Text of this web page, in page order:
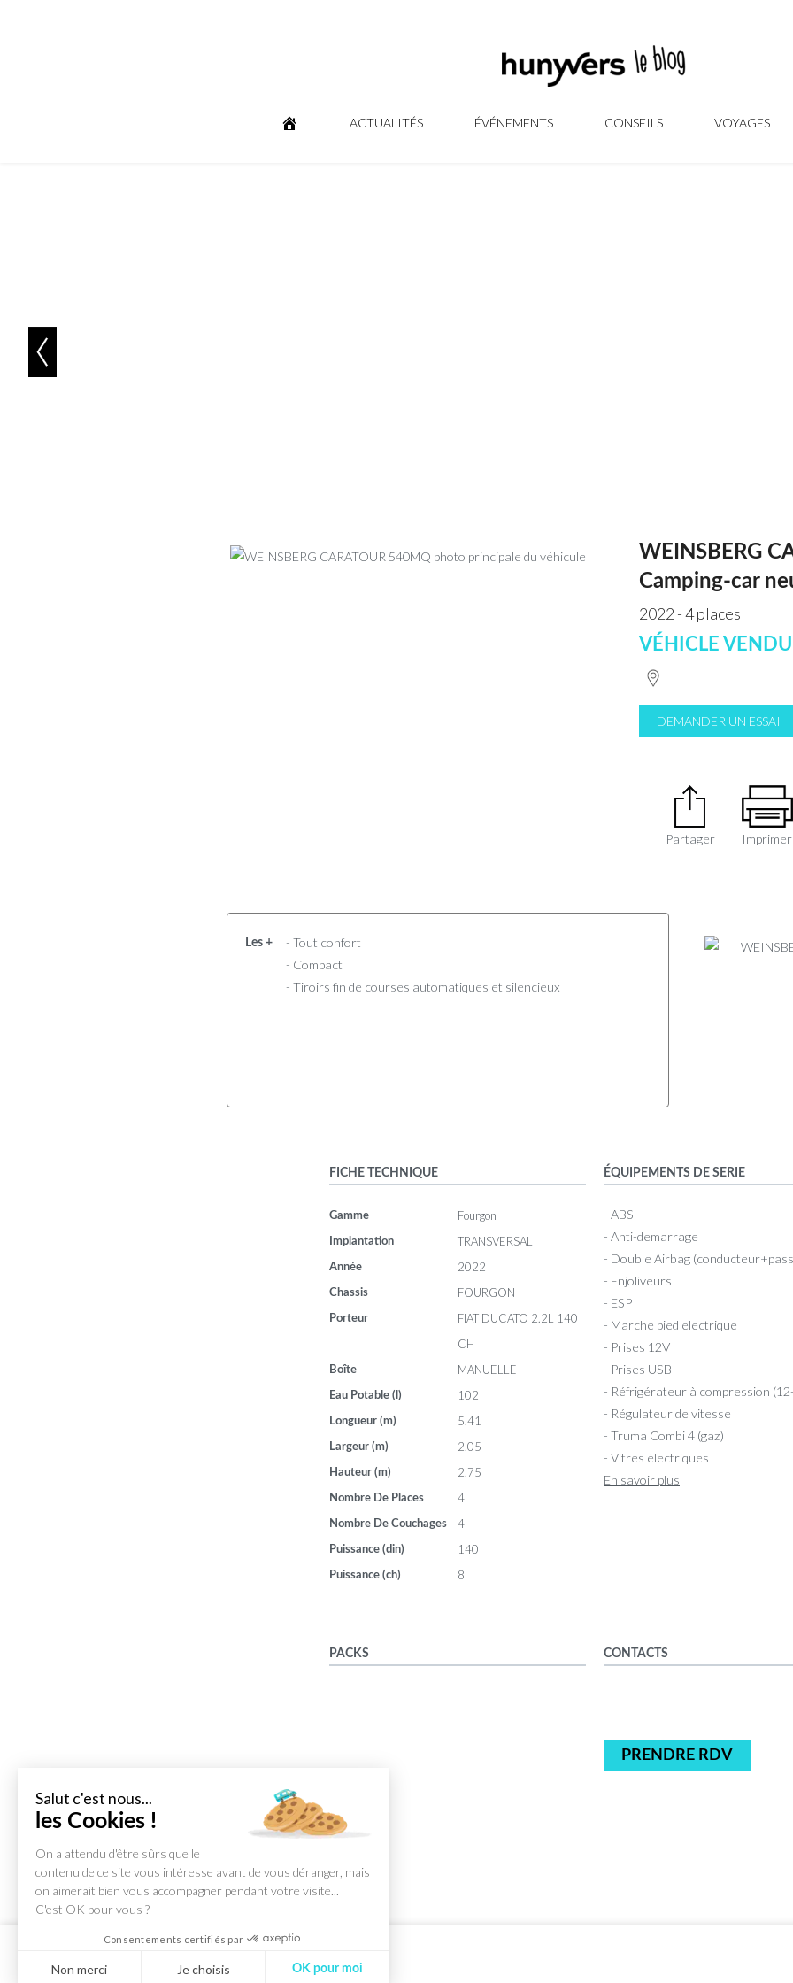
ACTUALITÉS ÉVÉNEMENTS CONSEILS VOYAGES
WEINSBERG
Camping-car
2022 - 4 places
VÉHICLE VENDU
DEMANDER UN ESSAI
Partager Imprimer
Les +
- Tout confort
- Compact
- Tiroirs fin de courses automatiques et silencieux
FICHE TECHNIQUE
Gamme Fourgon
Implantation TRANSVERSAL
Année 2022
Chassis FOURGON
Porteur
FIAT DUCATO 2.2L 140
CH
Boîte MANUELLE
Eau Potable (l) 102
Longueur (m) 5.41
Largeur (m) 2.05
Hauteur (m) 2.75
Nombre De Places 4
Nombre De Couchages 4
Puissance (din) 140
Puissance (ch) 8
ÉQUIPEMENTS DE SERIE
- ABS
- Anti-demarrage
- Double Airbag
- Enjoliveurs
- ESP
- Marche pied electrique
- Prises 12V
- Prises USB
- Réfrigérateur à compression
- Régulateur de vitesse
- Truma Combi 4 (gaz)
- Vitres électriques
En savoir plus
PACKS CONTACTS
PRENDRE RDV
Salut c'est nous...
les Cookies !
On a attendu d'être sûrs que le
contenu de ce site vous intéresse avant de vous déranger, mais
on aimerait bien vous accompagner pendant votre visite...
C'est OK pour vous ?
Consentements certifiés par
Non merci Je choisis OK pour moi